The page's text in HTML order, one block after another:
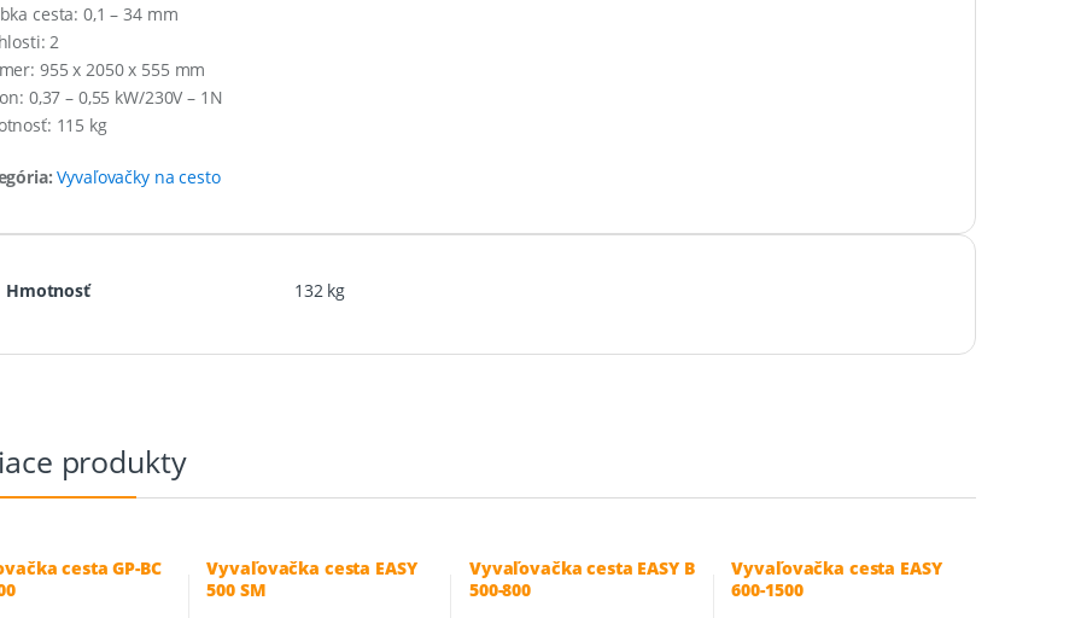
cesta: 0,1 – 34 mm
2
955 x 2050 x 555 mm
0,37 – 0,55 kW/230V – 1N
115 kg
Vyvaľovačky na cesto
Hmotnosť 132 kg
produkty
cesta GP-BC
Vyvaľovačka cesta EASY
500 SM
Vyvaľovačka cesta EASY B
500-800
Vyvaľovačka cesta EASY
600-1500